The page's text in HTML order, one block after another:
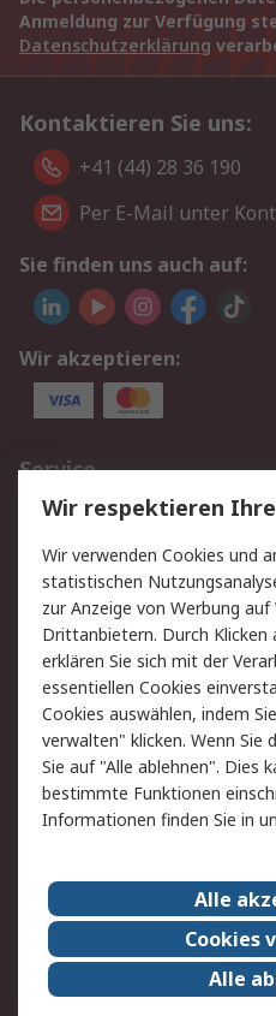
Anmeldung zur Verfügung
Datenschutzerklärung
Kontaktieren Sie uns:
+41 (44) 28 36 190
Per E-Mail unter
Sie finden uns auch auf:
Wir akzeptieren:
Service
Value Added Services
Rücksendungen
Hilfe
Rechtliches
AGB
Cookie-Richtlinie
Copyright/Impressum
Über RS
Karriere bei RS
Qualität/Umwelt/
Event-Center
Wir respektieren
Wir verwenden Cookies und
statistischen
zur Anzeige von Werbung
Drittanbietern. Durch Klicken
erklären Sie sich mit der
essentiellen Cookies
Cookies auswählen, indem
verwalten" klicken. Wenn Sie
Sie auf "Alle ablehnen". Dies
bestimmte Funktionen
Informationen finden Sie in
Alle
Cookies
Alle